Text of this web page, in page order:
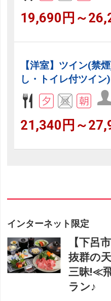
19,690円～
【洋室】ツイン(禁
し・トイレ付ツイン)
21,340円～
インターネット限定
【下呂
抜群の
三昧!≪
ラン♪